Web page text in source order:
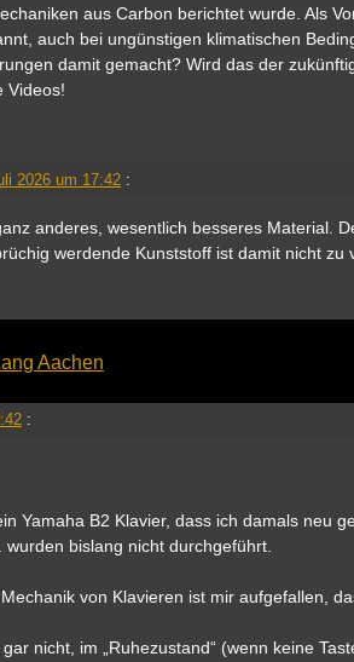
aus Carbon berichtet wurde. Als
auch bei ungünstigen klimatischen
damit gemacht? Wird das der
Videos!
2026 um 17:42 :
anderes, wesentlich besseres Material.
werdende Kunststoff ist damit nicht zu
Aachen
:
Yamaha B2 Klavier, dass ich damals neu
bislang nicht durchgeführt.
von Klavieren ist mir aufgefallen,
nicht, im „Ruhezustand“ (wenn keine